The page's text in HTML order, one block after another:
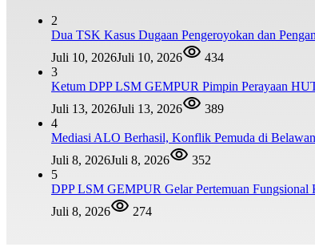
2
Dua TSK Kasus Dugaan Pengeroyokan dan
Juli 10, 2026Juli 10, 2026
434
3
Ketum DPP LSM GEMPUR Pimpin Perayaan
Juli 13, 2026Juli 13, 2026
389
4
Mediasi ALO Berhasil, Konflik Pemuda di
Juli 8, 2026Juli 8, 2026
352
5
DPP LSM GEMPUR Gelar Pertemuan Fungsional
Juli 8, 2026
274